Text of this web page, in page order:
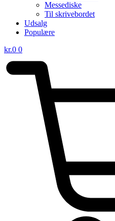
Messediske
Til skrivebordet
Udsalg
Populære
kr.0 0